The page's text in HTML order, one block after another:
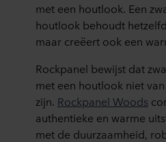
met een houtlook. Een
houtlook behoudt
maar creëert ook een
Rockpanel bewijst dat
met een houtlook niet
zijn. Rockpanel Woods
authentieke en warme
met de duurzaamheid,